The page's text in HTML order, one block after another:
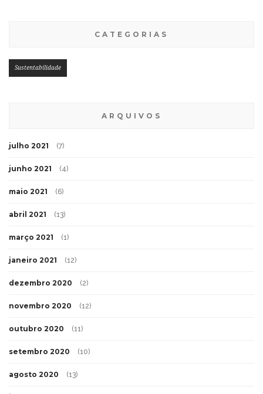
CATEGORIAS
Sustentabilidade
ARQUIVOS
julho 2021 (7)
junho 2021 (4)
maio 2021 (6)
abril 2021 (13)
março 2021 (1)
janeiro 2021 (12)
dezembro 2020 (2)
novembro 2020 (12)
outubro 2020 (11)
setembro 2020 (10)
agosto 2020 (13)